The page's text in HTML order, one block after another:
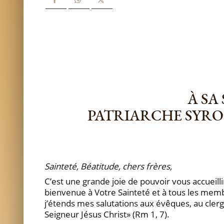
À
PATRIARCHE
Sainteté, Béatitude, chers frères,
C’est une grande joie de pouvoir vous
bienvenue à Votre Sainteté et à tous les
j’étends mes salutations aux évêques, au
Seigneur Jésus Christ» (Rm 1, 7).